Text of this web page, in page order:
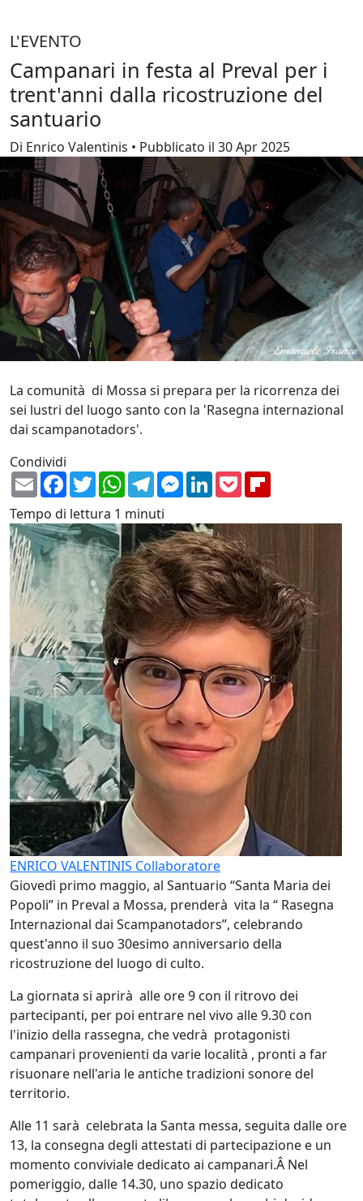
L'EVENTO
Campanari in festa al Preval per i
trent'anni dalla ricostruzione del
santuario
Di Enrico Valentinis • Pubblicato il 30 Apr 2025
La comunità di Mossa si prepara per la ricorrenza dei
sei lustri del luogo santo con la 'Rasegna internazional
dai scampanotadors'.
Condividi
EmailFacebook
TwitterWhatsApp
TelegramMessenger
LinkedIn
Pocket
Tempo di lettura 1 minuti
ENRICO VALENTINIS Collaboratore
Giovedì primo maggio, al Santuario “Santa Maria dei
Popoli” in Preval a Mossa, prenderà vita la “ Rasegna
Internazional dai Scampanotadors”, celebrando
quest'anno il suo 30esimo anniversario della
ricostruzione del luogo di culto.
La giornata si aprirà alle ore 9 con il ritrovo dei
partecipanti, per poi entrare nel vivo alle 9.30 con
l'inizio della rassegna, che vedrà protagonisti
campanari provenienti da varie località , pronti a far
risuonare nell'aria le antiche tradizioni sonore del
territorio.
Alle 11 sarà celebrata la Santa messa, seguita dalle ore
13, la consegna degli attestati di partecipazione e un
momento conviviale dedicato ai campanari.Â Nel
pomeriggio, dalle 14.30, uno spazio dedicato